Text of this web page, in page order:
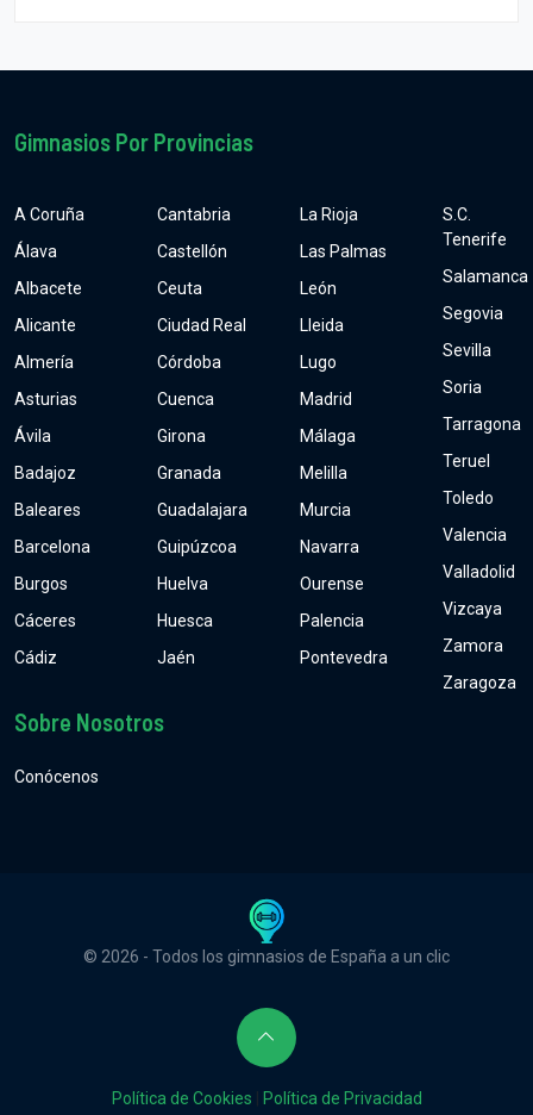
Gimnasios Por Provincias
A Coruña
Álava
Albacete
Alicante
Almería
Asturias
Ávila
Badajoz
Baleares
Barcelona
Burgos
Cáceres
Cádiz
Cantabria
Castellón
Ceuta
Ciudad Real
Córdoba
Cuenca
Girona
Granada
Guadalajara
Guipúzcoa
Huelva
Huesca
Jaén
La Rioja
Las Palmas
León
Lleida
Lugo
Madrid
Málaga
Melilla
Murcia
Navarra
Ourense
Palencia
Pontevedra
S.C.
Tenerife
Salamanca
Segovia
Sevilla
Soria
Tarragona
Teruel
Toledo
Valencia
Valladolid
Vizcaya
Zamora
Zaragoza
Sobre Nosotros
Conócenos
© 2026 - Todos los gimnasios de España a un clic
Política de Cookies Política de Privacidad